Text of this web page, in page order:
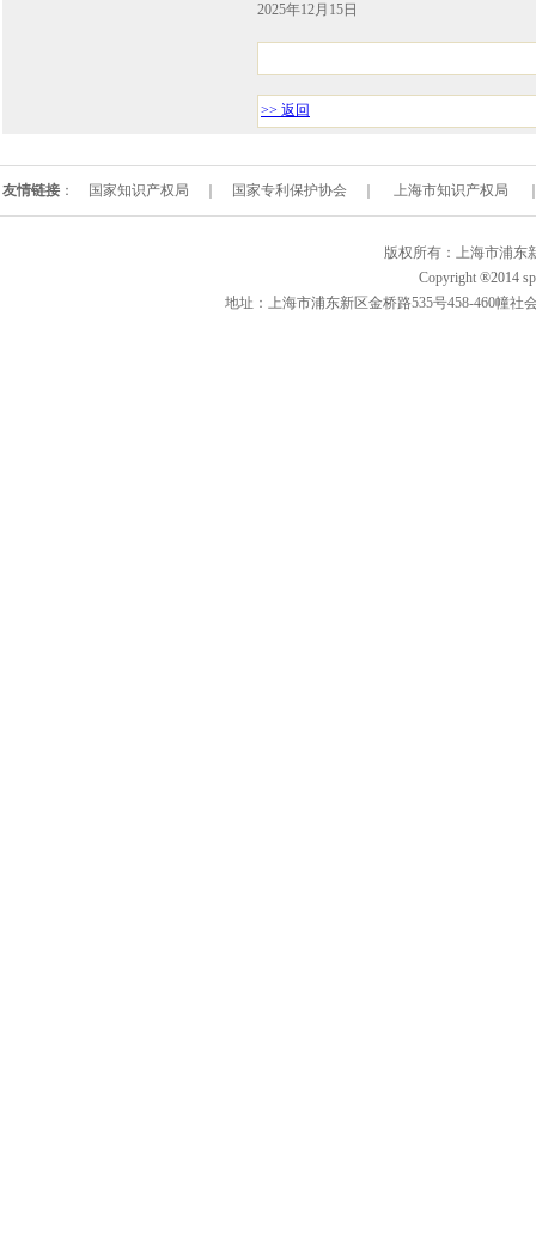
2025年12月15日
>> 返回
友情链接 ： 国家知识产权局 国家专利保护协会 上海市知识产权局
版权所有：上海市浦
Copyright ®2014
地址：上海市浦东新区金桥路535号458-460幢社